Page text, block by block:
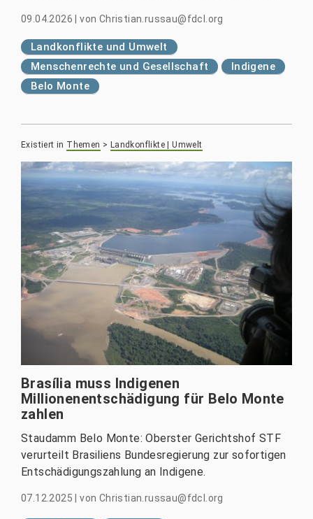
09.04.2026 |von Christian.russau@fdcl.org
Landkonflikte und Umwelt
Menschenrechte und Gesellschaft
Indigene
Belo Monte
Existiert in Themen > Landkonflikte | Umwelt
Brasília muss Indigenen
Millionenentschädigung für Belo Monte
zahlen
Staudamm Belo Monte: Oberster Gerichtshof STF
verurteilt Brasiliens Bundesregierung zur sofortigen
Entschädigungszahlung an Indigene.
07.12.2025 |von Christian.russau@fdcl.org